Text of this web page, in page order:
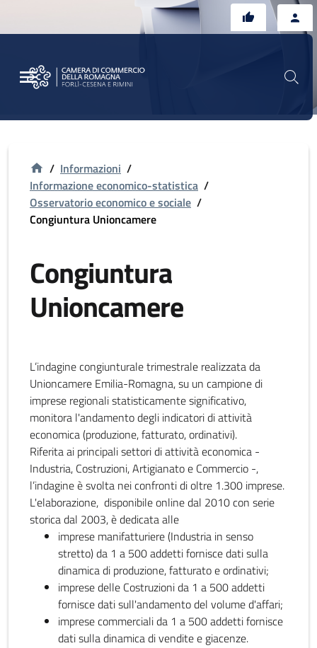
/ Informazioni /
Informazione economico-statistica /
Osservatorio economico e sociale /
Congiuntura Unioncamere
Congiuntura
Unioncamere
L’indagine congiunturale trimestrale realizzata da
Unioncamere Emilia-Romagna, su un campione di
imprese regionali statisticamente significativo,
monitora l'andamento degli indicatori di attività
economica (produzione, fatturato, ordinativi).
Riferita ai principali settori di attività economica -
Industria, Costruzioni, Artigianato e Commercio -,
l’indagine è svolta nei confronti di oltre 1.300 imprese.
L'elaborazione, disponibile online dal 2010 con serie
storica dal 2003, è dedicata alle
imprese manifatturiere (Industria in senso
stretto) da 1 a 500 addetti fornisce dati sulla
dinamica di produzione, fatturato e ordinativi;
imprese delle Costruzioni da 1 a 500 addetti
fornisce dati sull'andamento del volume d'affari;
imprese commerciali da 1 a 500 addetti fornisce
dati sulla dinamica di vendite e giacenze.